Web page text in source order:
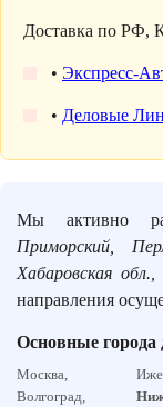
Доставка по РФ,
• Экспресс-
• Деловые
Мы активно
Приморский,
Хабаровская
направления
Основные города
Москва,
Волгоград,